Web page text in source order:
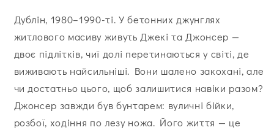
Дублін, 1980–1990-ті. У бетонних джунглях
житлового масиву живуть Джекі та Джонсер —
двоє підлітків, чиї долі перетинаються у світі, де
виживають найсильніші. Вони шалено закохані, але
чи достатньо цього, щоб залишитися навіки разом?
Джонсер завжди був бунтарем: вуличні бійки,
розбої, ходіння по лезу ножа. Його життя — це